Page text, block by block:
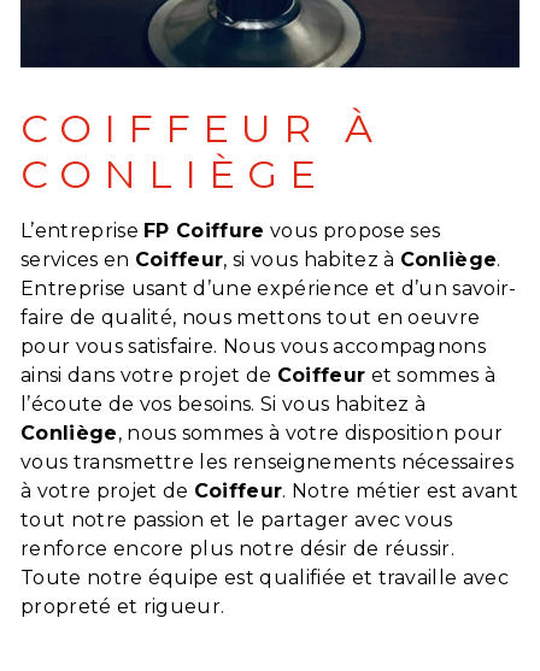
COIFFEUR À
CONLIÈGE
L’entreprise FP Coiffure vous propose ses
services en Coiffeur, si vous habitez à Conliège.
Entreprise usant d’une expérience et d’un savoir-
faire de qualité, nous mettons tout en oeuvre
pour vous satisfaire. Nous vous accompagnons
ainsi dans votre projet de Coiffeur et sommes à
l’écoute de vos besoins. Si vous habitez à
Conliège, nous sommes à votre disposition pour
vous transmettre les renseignements nécessaires
à votre projet de Coiffeur. Notre métier est avant
tout notre passion et le partager avec vous
renforce encore plus notre désir de réussir.
Toute notre équipe est qualifiée et travaille avec
propreté et rigueur.